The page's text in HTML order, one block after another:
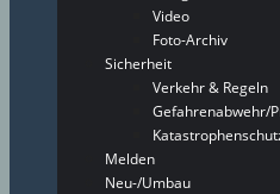
Video
Foto-Archiv
Sicherheit
Verkehr & Regeln
Gefahrenabwehr/
Melden
Neu-/Umbau